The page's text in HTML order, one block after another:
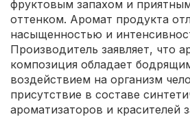
фруктовым запахом и
оттенком. Аромат продукта
насыщенностью и
Производитель заявляет, что
композиция обладает
воздействием на организм
присутствие в составе
ароматизаторов и красителей